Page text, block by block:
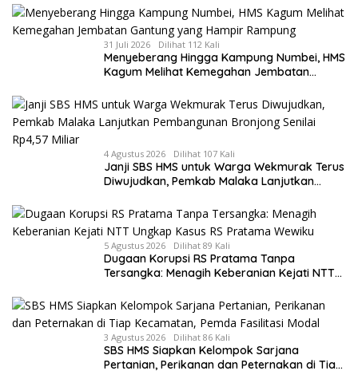
Tujuan
31 Juli 2026 Dilihat 112 Kali
Menyeberang Hingga Kampung Numbei, HMS
Kagum Melihat Kemegahan Jembatan
4 Agustus 2026 Dilihat 107 Kali
Janji SBS HMS untuk Warga Wekmurak Terus
Diwujudkan, Pemkab Malaka Lanjutkan
5 Agustus 2026 Dilihat 89 Kali
Dugaan Korupsi RS Pratama Tanpa
Tersangka: Menagih Keberanian Kejati NTT
3 Agustus 2026 Dilihat 86 Kali
SBS HMS Siapkan Kelompok Sarjana
Pertanian, Perikanan dan Peternakan di Tiap